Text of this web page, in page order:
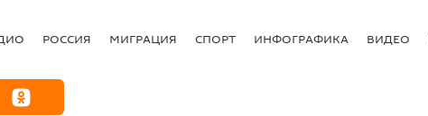
РОССИЯ МИГРАЦИЯ СПОРТ ИНФОГРАФИКА ВИДЕО